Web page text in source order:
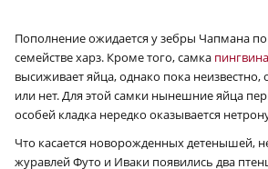
Пополнение ожидается у зебры Чапмана
семействе харз. Кроме того, самка
высиживает яйца, однако пока
или нет. Для этой самки нынешние яйца
особей кладка нередко оказывается
Что касается новорожденных детенышей,
журавлей Футо и Иваки появились два